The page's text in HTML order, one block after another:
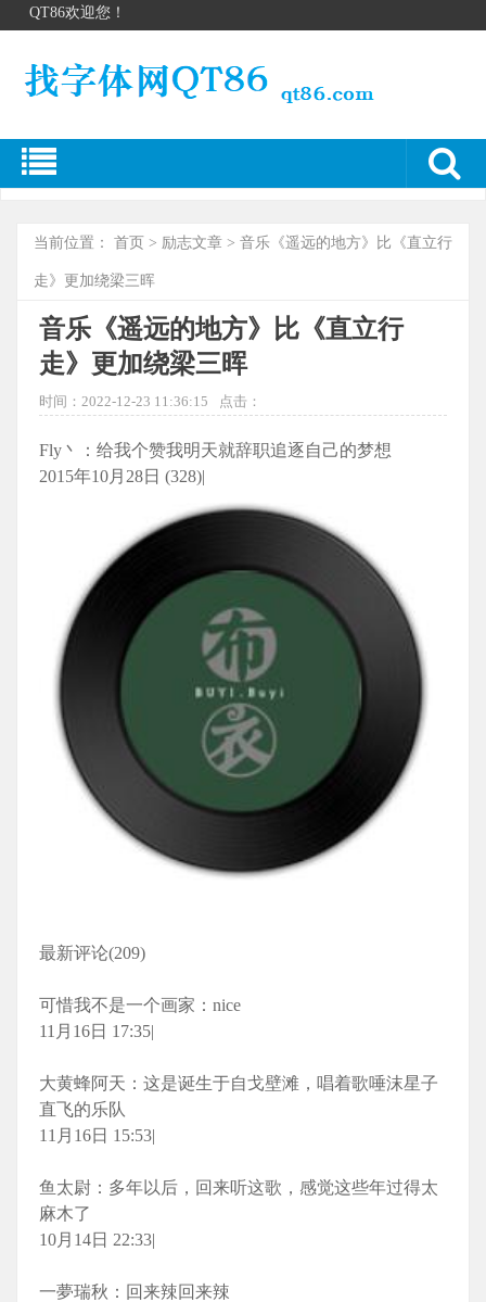
QT86欢迎您！
当前位置： 首页 > 励志文章 > 音乐《遥远的地方》比《直立行
走》更加绕梁三晖
音乐《遥远的地方》比《直立行
走》更加绕梁三晖
时间：2022-12-23 11:36:15 点击：
Fly丶：给我个赞我明天就辞职追逐自己的梦想
2015年10月28日 (328)|
最新评论(209)
可惜我不是一个画家：nice
11月16日 17:35|
大黄蜂阿天：这是诞生于自戈壁滩，唱着歌唾沫星子
直飞的乐队
11月16日 15:53|
鱼太尉：多年以后，回来听这歌，感觉这些年过得太
麻木了
10月14日 22:33|
一夢瑞秋：回来辣回来辣